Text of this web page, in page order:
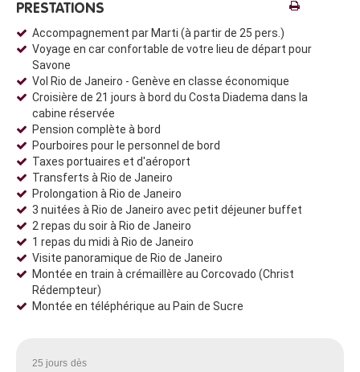
PRESTATIONS
Accompagnement par Marti (à partir de 25 pers.)
Voyage en car confortable de votre lieu de départ pour
Savone
Vol Rio de Janeiro - Genève en classe économique
Croisière de 21 jours à bord du Costa Diadema dans la
cabine réservée
Pension complète à bord
Pourboires pour le personnel de bord
Taxes portuaires et d'aéroport
Transferts à Rio de Janeiro
Prolongation à Rio de Janeiro
3 nuitées à Rio de Janeiro avec petit déjeuner buffet
2 repas du soir à Rio de Janeiro
1 repas du midi à Rio de Janeiro
Visite panoramique de Rio de Janeiro
Montée en train à crémaillère au Corcovado (Christ
Rédempteur)
Montée en téléphérique au Pain de Sucre
25 jours dès